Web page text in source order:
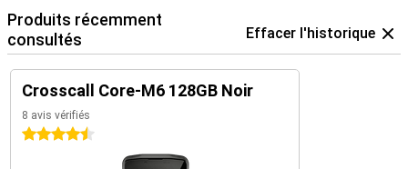
Produits récemment
consultés
Effacer l'historique
Crosscall Core-M6 128GB Noir
8 avis vérifiés
4.5 étoiles